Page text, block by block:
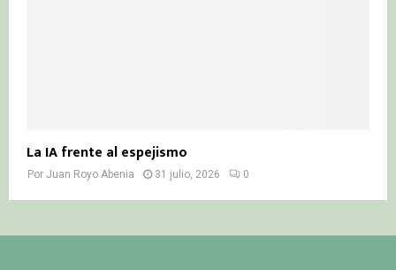
La IA frente al espejismo
Por Juan Royo Abenia 31 julio, 2026 0